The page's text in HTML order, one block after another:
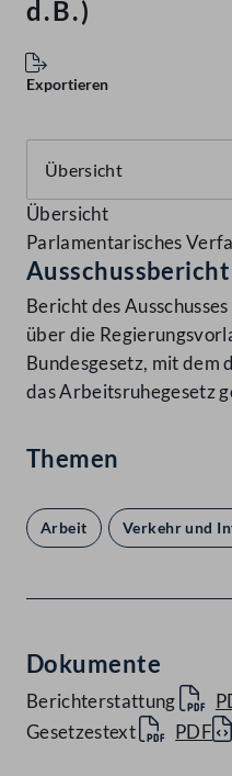
d.B.)
Exportieren
Übersicht
Parlamentarisches
Ausschussbericht
Bericht des
über die
Bundesgesetz, mit dem
das Arbeitsruhegesetz
Themen
Arbeit Verkehr und
Dokumente
Berichterstattung
Gesetzestext
PDF